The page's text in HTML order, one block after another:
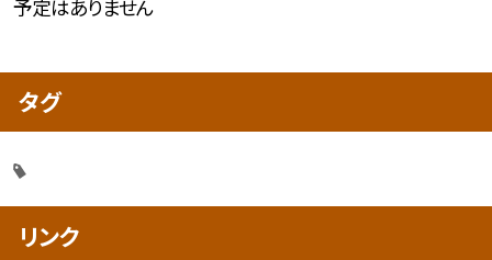
予定はありません
タグ
リンク